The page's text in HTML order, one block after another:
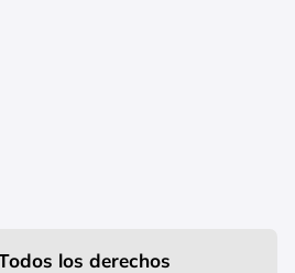
los derechos